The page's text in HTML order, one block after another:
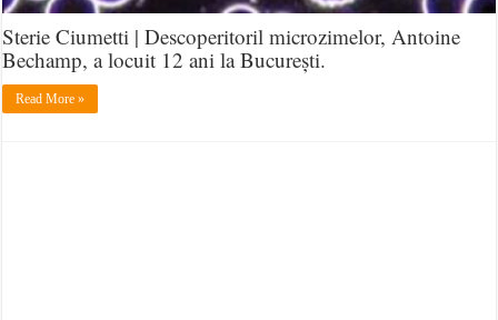
Sterie Ciumetti | Descoperitoril microzimelor, Antoine
Bechamp, a locuit 12 ani la București.
Read More »